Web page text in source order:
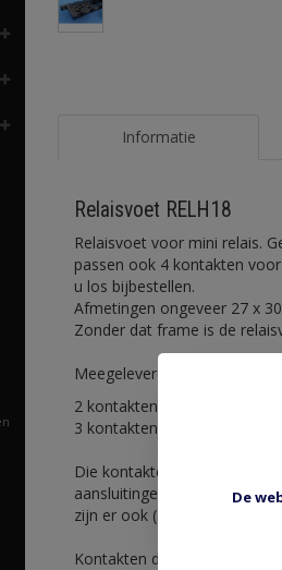
Informatie
Relaisvoet RELH18
Relaisvoet voor mini relais.
passen ook 4 kontakten
u los bijbestellen.
Afmetingen ongeveer 27 x
Zonder dat frame is de
Meegeleverd:
2 kontakten 3-7000 (of 3-
3 kontakten 3-4665/1 voor
Die kontakten 3-7000
aansluitingen zitten voor de
zijn er ook (3-7010).
Kontakten die passen:
De